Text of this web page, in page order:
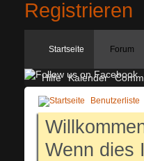
Startseite Forum
Hilfe Kalender
Benutzerliste
Wenn dies